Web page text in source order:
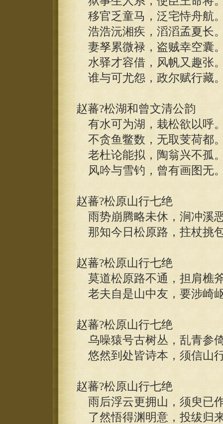
移官乏童马，泛宅恃舟航
浩浩沅湘疾，滔滔孟夏长
妻孥累微禄，盗贼幸空囊
水驿才容借，风帆又趣张
谁与可尤怨，政尔赋行藏
赵蕃?松湖和曾文清公韵
有水可为湖，栽松欲以呼
不贪鱼鳖数，无取芰荷都
老杜论能拟，陶翁兴不孤
风吟与雪钓，曾有画图无
赵蕃?松原山行七绝
雨势崩腾略未休，涧冲溪
那知今日松原路，拄杖挑
赵蕃?松原山行七绝
莫道松原路不通，担肩樵
老夫自是山中友，要涉崎
赵蕃?松原山行七绝
乌噪猿号古树丛，乱青参
悠然到处皆诗本，须信山
赵蕃?松原山行七绝
雨后浮云更拥山，须臾已
了然悟得渊明意，投绂归